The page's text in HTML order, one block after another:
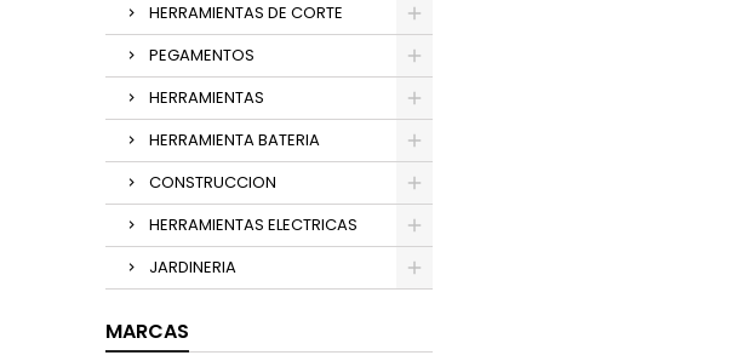
HERRAMIENTAS DE CORTE
PEGAMENTOS
HERRAMIENTAS
HERRAMIENTA BATERIA
CONSTRUCCION
HERRAMIENTAS ELECTRICAS
JARDINERIA
MARCAS